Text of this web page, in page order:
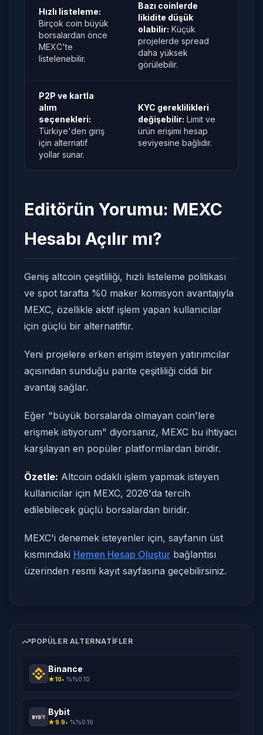
Hızlı listeleme:
Birçok coin büyük
borsalardan önce
MEXC'te
listelenebilir.
Bazı coinlerde
likidite düşük
olabilir: Küçük
projelerde spread
daha yüksek
görülebilir.
P2P ve kartla
alım
seçenekleri:
Türkiye'den giriş
için alternatif
yollar sunar.
KYC gereklilikleri
değişebilir: Limit ve
ürün erişimi hesap
seviyesine bağlıdır.
Editörün Yorumu: MEXC
Hesabı Açılır mı?
Geniş altcoin çeşitliliği, hızlı listeleme politikası
ve spot tarafta %0 maker komisyon avantajıyla
MEXC, özellikle aktif işlem yapan kullanıcılar
için güçlü bir alternatiftir.
Yeni projelere erken erişim isteyen yatırımcılar
açısından sunduğu parite çeşitliliği ciddi bir
avantaj sağlar.
Eğer "büyük borsalarda olmayan coin'lere
erişmek istiyorum" diyorsanız, MEXC bu ihtiyacı
karşılayan en popüler platformlardan biridir.
Özetle: Altcoin odaklı işlem yapmak isteyen
kullanıcılar için MEXC, 2026'da tercih
edilebilecek güçlü borsalardan biridir.
MEXC'i denemek isteyenler için, sayfanın üst
kısmındaki Hemen Hesap Oluştur bağlantısı
üzerinden resmi kayıt sayfasına geçebilirsiniz.
POPÜLER ALTERNATIFLER
Binance
★10• %%0.10
Bybit
★9.9• %%0.10